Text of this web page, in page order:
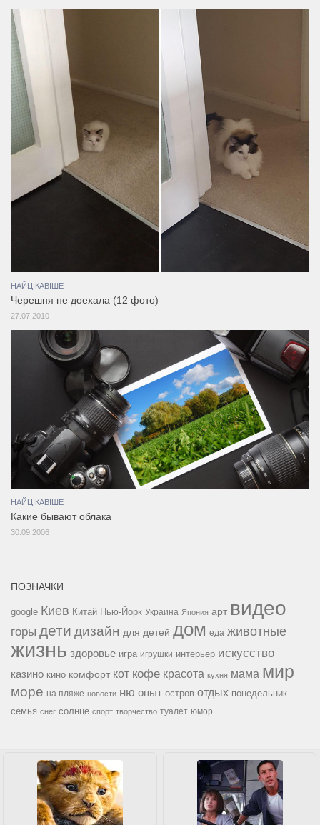
НАЙЦІКАВІШЕ
Черешня не доехала (12 фото)
27.07.2010
НАЙЦІКАВІШЕ
Какие бывают облака
30.09.2006
ПОЗНАЧКИ
google Киев Китай Нью-Йорк Украина Япония арт видео
горы дети дизайн для детей дом еда животные
жизнь здоровье игра игрушки интерьер искусство
казино кино комфорт кот кофе красота кухня мама мир
море на пляже новости ню опыт остров отдых понедельник
семья снег солнце спорт творчество туалет юмор